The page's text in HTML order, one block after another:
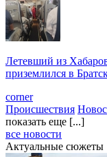
Летевший из
приземлился в
corner
Происшествия
показать еще [...]
все новости
Актуальные сюжеты